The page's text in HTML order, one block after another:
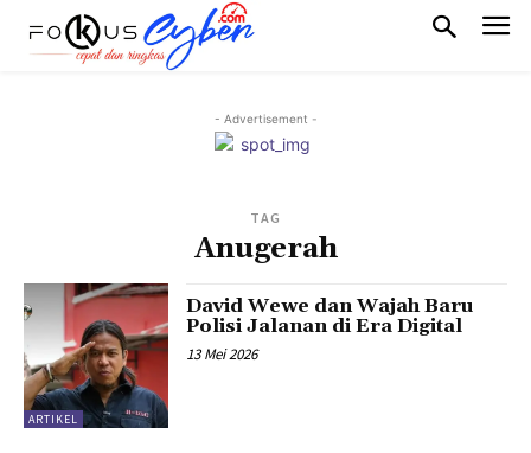
- Advertisement -
TAG
Anugerah
ARTIKEL
David Wewe dan Wajah Baru
Polisi Jalanan di Era Digital
13 Mei 2026